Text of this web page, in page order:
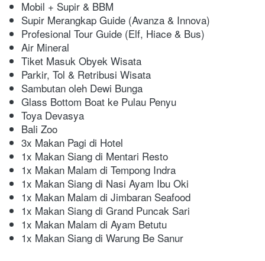
Mobil + Supir & BBM
Supir Merangkap Guide (Avanza & Innova)
Profesional Tour Guide (Elf, Hiace & Bus)
Air Mineral
Tiket Masuk Obyek Wisata
Parkir, Tol & Retribusi Wisata
Sambutan oleh Dewi Bunga
Glass Bottom Boat ke Pulau Penyu
Toya Devasya
Bali Zoo
3x Makan Pagi di Hotel
1x Makan Siang di Mentari Resto
1x Makan Malam di Tempong Indra
1x Makan Siang di Nasi Ayam Ibu Oki
1x Makan Malam di Jimbaran Seafood
1x Makan Siang di Grand Puncak Sari
1x Makan Malam di Ayam Betutu
1x Makan Siang di Warung Be Sanur